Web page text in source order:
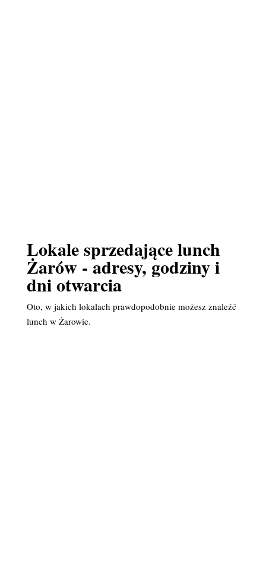
Lokale sprzedające lunch
Żarów - adresy, godziny i
dni otwarcia
Oto, w jakich lokalach prawdopodobnie możesz znaleźć
lunch w Żarowie.